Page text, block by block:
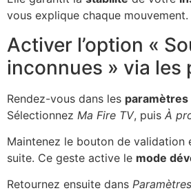
vous explique chaque mouvement.
Activer l’option «
inconnues » via les
Rendez-vous dans les paramètres
Sélectionnez Ma Fire TV, puis À
Maintenez le bouton de validation
suite. Ce geste active le mode
Retournez ensuite dans